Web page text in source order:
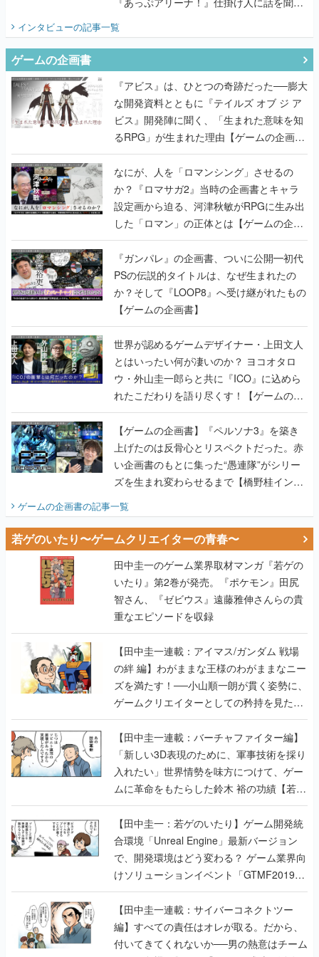
てみた
インタビューの記事一覧
ゲームの企画書
『アビス』は、ひとつの奇跡だった──膨大
な開発資料とともに『テイルズ オブ ジ ア
ビス』開発陣に聞く、「生まれた意味を知
るRPG」が生まれた理由【ゲームの企画
書】
なにが、人を「ロマンシング」させるの
か？『ロマサガ2』当時の企画書とキャラ
設定画から迫る、河津秋敏がRPGに生み出
した「ロマン」の正体とは【ゲームの企画
書】
『ガンパレ』の企画書、ついに公開━初代
PSの伝説的タイトルは、なぜ生まれたの
か？そして『LOOP8』へ受け継がれたもの
【ゲームの企画書】
世界が認めるゲームデザイナー・上田文人
とはいったい何が凄いのか？ ヨコオタロ
ウ・外山圭一郎らと共に『ICO』に込めら
れたこだわりを語り尽くす！【ゲームの企
画書】
【ゲームの企画書】『ペルソナ3』を築き
上げたのは反骨心とリスペクトだった。赤
い企画書のもとに集った“愚連隊”がシリー
ズを生まれ変わらせるまで【橋野桂インタ
ビュー】
ゲームの企画書の記事一覧
若ゲのいたり〜ゲームクリエイターの青春〜
田中圭一のゲーム業界取材マンガ『若ゲの
いたり』第2巻が発売。『ポケモン』田尻
智さん、『ゼビウス』遠藤雅伸さんらの貴
重なエピソードを収録
【田中圭一連載：アイマス/ガンダム 戦場
の絆 編】わがままな王様のわがままなニー
ズを満たす！──小山順一朗が貫く姿勢に、
ゲームクリエイターとしての矜持を見た
【若ゲのいたり最終回】
【田中圭一連載：バーチャファイター編】
「新しい3D表現のために、軍事技術を採り
入れたい」世界情勢を味方につけて、ゲー
ムに革命をもたらした鈴木 裕の功績【若ゲ
のいたり】
【田中圭一：若ゲのいたり】ゲーム開発統
合環境「Unreal Engine」最新バージョン
で、開発環境はどう変わる？ ゲーム業界向
けソリューションイベント「GTMF2019」
に行って、より理解を深めよう【PR】
【田中圭一連載：サイバーコネクトツー
編】すべての責任はオレが取る。だから、
付いてきてくれないか──男の熱意はチーム